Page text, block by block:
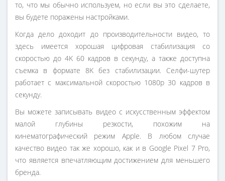
то, что мы обычно используем, но если вы это сделаете,
вы будете поражены настройками.
Когда дело доходит до производительности видео, то
здесь имеется хорошая цифровая стабилизация со
скоростью до 4K 60 кадров в секунду, а также доступна
съемка в формате 8K без стабилизации. Селфи-шутер
работает с максимальной скоростью 1080p 30 кадров в
секунду.
Вы можете записывать видео с искусственным эффектом
малой глубины резкости, похожим на
кинематографический режим Apple. В любом случае
качество видео так же хорошо, как и в Google Pixel 7 Pro,
что является впечатляющим достижением для меньшего
бренда.